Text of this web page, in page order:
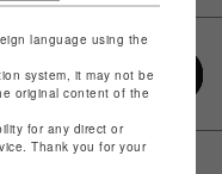
language using the
system, it may not be
original content of the
for any direct or
Thank you for your